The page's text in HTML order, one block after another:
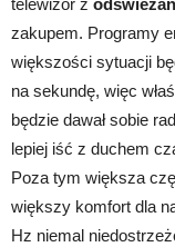
telewizor z
zakupem. Programy
większości sytuacji
na sekundę, więc
będzie dawał sobie
lepiej iść z duchem
Poza tym większa
większy komfort dla
Hz niemal